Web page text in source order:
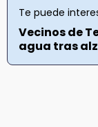
Te puede
Vecinos de
agua tras